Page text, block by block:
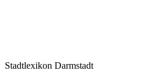
Stadtlexikon Darmstadt